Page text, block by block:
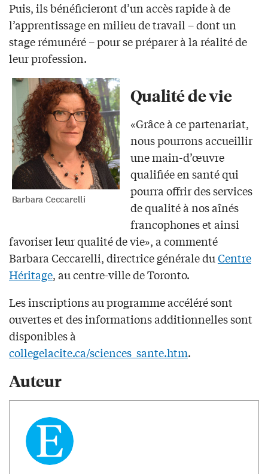
Puis, ils bénéficieront d’un accès rapide à de
l’apprentissage en milieu de travail – dont un
stage rémunéré – pour se préparer à la réalité de
leur profession.
Barbara Ceccarelli
Qualité de vie
«Grâce à ce partenariat,
nous pourrons accueillir
une main-d’œuvre
qualifiée en santé qui
pourra offrir des services
de qualité à nos aînés
francophones et ainsi
favoriser leur qualité de vie», a commenté
Barbara Ceccarelli, directrice générale duCentre
Héritage, au centre-ville de Toronto.
Les inscriptions au programme accéléré sont
ouvertes et des informations additionnelles sont
disponibles à
collegelacite.ca/sciences_sante.htm.
Auteur